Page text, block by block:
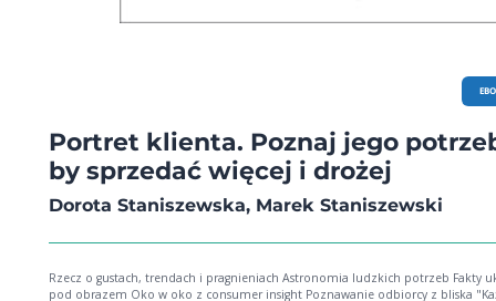
Portret klienta. Poznaj jego
by sprzedać więcej i drożej
Dorota Staniszewska, Marek Staniszewski
Rzecz o gustach, trendach i pragnieniach Astronomia ludzkich potrzeb Fakty ukryte
pod obrazem Oko w oko z consumer insight Poznawanie odbiorcy z bliska "Każdy